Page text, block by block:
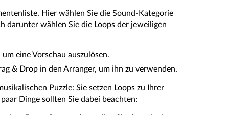
Hier wählen Sie die Sound-Kategorie
darunter wählen Sie die Loops der jeweiligen
eine Vorschau auszulösen.
& Drop in den Arranger, um ihn zu verwenden.
Puzzle: Sie setzen Loops zu Ihrer
Dinge sollten Sie dabei beachten: